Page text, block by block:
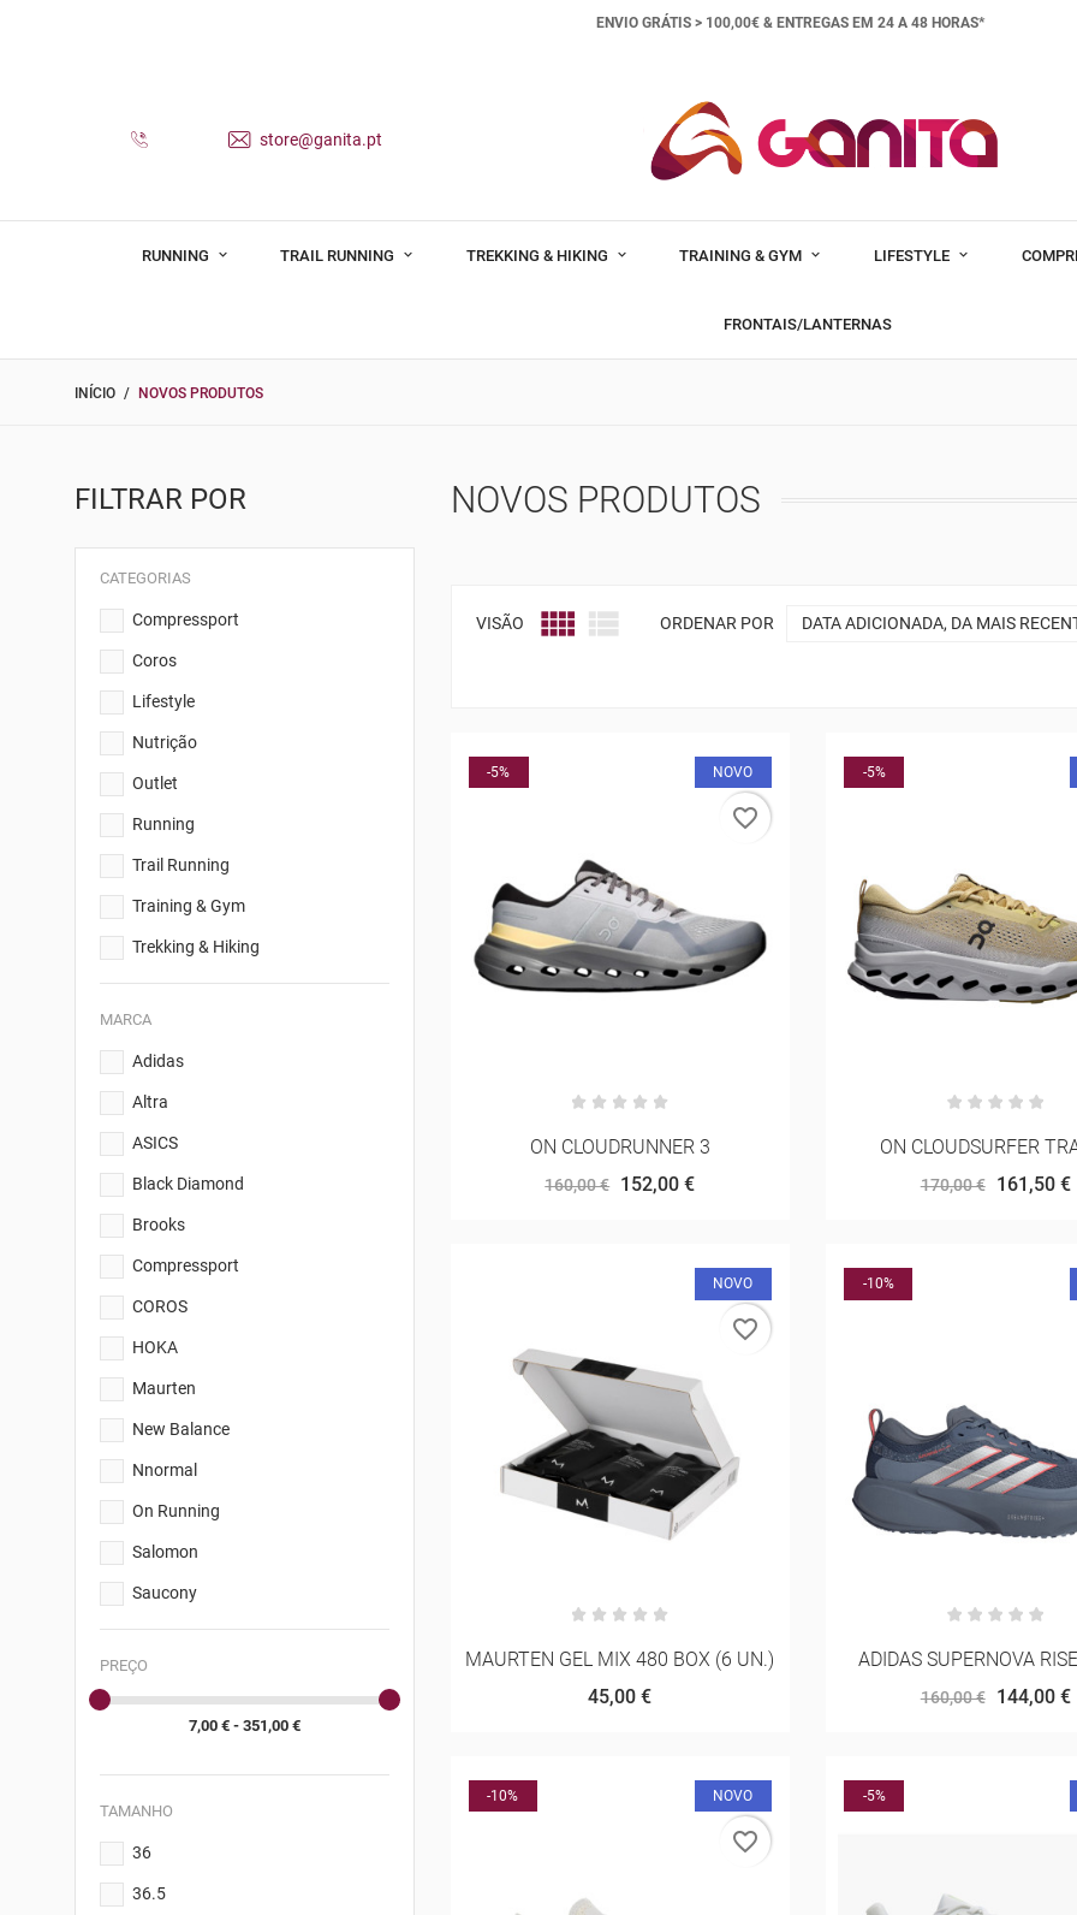
ENVIO GRÁTIS > 100,00€ & ENTREGAS EM 24 A 48 HORAS*
store@ganita.pt
RUNNING TRAIL RUNNING TREKKING & HIKING TRAINING & GYM LIFESTYLE
FRONTAIS/LANTERNAS
INÍCIO NOVOS PRODUTOS
FILTRAR POR
CATEGORIAS
Compressport
Coros
Lifestyle
Nutrição
Outlet
Running
Trail Running
Training & Gym
Trekking & Hiking
MARCA
Adidas
Altra
ASICS
Black Diamond
Brooks
Compressport
COROS
HOKA
Maurten
New Balance
Nnormal
On Running
Salomon
Saucony
PREÇO
7,00 € - 351,00 €
TAMANHO
36
36.5
NOVOS PRODUTOS
VISÃO   ORDENAR POR DATA ADICIONADA, DA MAIS
-5% NOVO
ON CLOUDRUNNER 3
160,00 € 152,00 €
favorite_border
-5%
ON CLOUDSURFER
170,00 € 161,50 €
NOVO
MAURTEN GEL MIX 480 BOX (6 UN.)
45,00 €
favorite_border
-10%
ADIDAS SUPERNOVA
160,00 € 144,00 €
-10% NOVO
favorite_border
-5%